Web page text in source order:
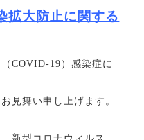
拡大防止に関する
COVID-19）感染症に
見舞い申し上げます。